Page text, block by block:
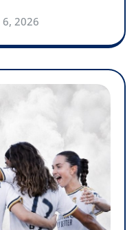
6, 2026